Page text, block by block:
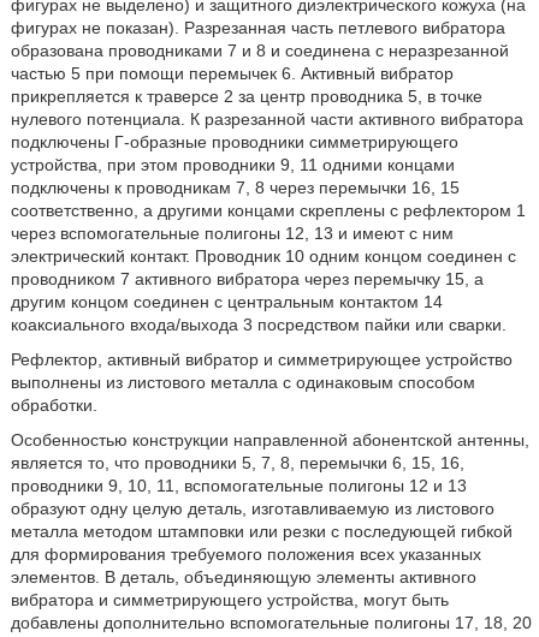
фигурах не выделено) и защитного диэлектрического кожуха (на
фигурах не показан). Разрезанная часть петлевого вибратора
образована проводниками 7 и 8 и соединена с неразрезанной
частью 5 при помощи перемычек 6. Активный вибратор
прикрепляется к траверсе 2 за центр проводника 5, в точке
нулевого потенциала. К разрезанной части активного вибратора
подключены Г-образные проводники симметрирующего
устройства, при этом проводники 9, 11 одними концами
подключены к проводникам 7, 8 через перемычки 16, 15
соответственно, а другими концами скреплены с рефлектором 1
через вспомогательные полигоны 12, 13 и имеют с ним
электрический контакт. Проводник 10 одним концом соединен с
проводником 7 активного вибратора через перемычку 15, а
другим концом соединен с центральным контактом 14
коаксиального входа/выхода 3 посредством пайки или сварки.
Рефлектор, активный вибратор и симметрирующее устройство
выполнены из листового металла с одинаковым способом
обработки.
Особенностью конструкции направленной абонентской антенны,
является то, что проводники 5, 7, 8, перемычки 6, 15, 16,
проводники 9, 10, 11, вспомогательные полигоны 12 и 13
образуют одну целую деталь, изготавливаемую из листового
металла методом штамповки или резки с последующей гибкой
для формирования требуемого положения всех указанных
элементов. В деталь, объединяющую элементы активного
вибратора и симметрирующего устройства, могут быть
добавлены дополнительно вспомогательные полигоны 17, 18, 20